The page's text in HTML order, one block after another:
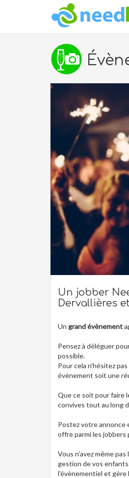
Un jobber
Dervallières
Un grand évènement
Pensez à déléguer
possible.
Pour cela n'hésitez
évènement soit une
Que ce soit pour faire
convives tout au long
Postez votre annonce
offre parmi les
Vous n'avez même
gestion de vos
l'évènementiel et gère